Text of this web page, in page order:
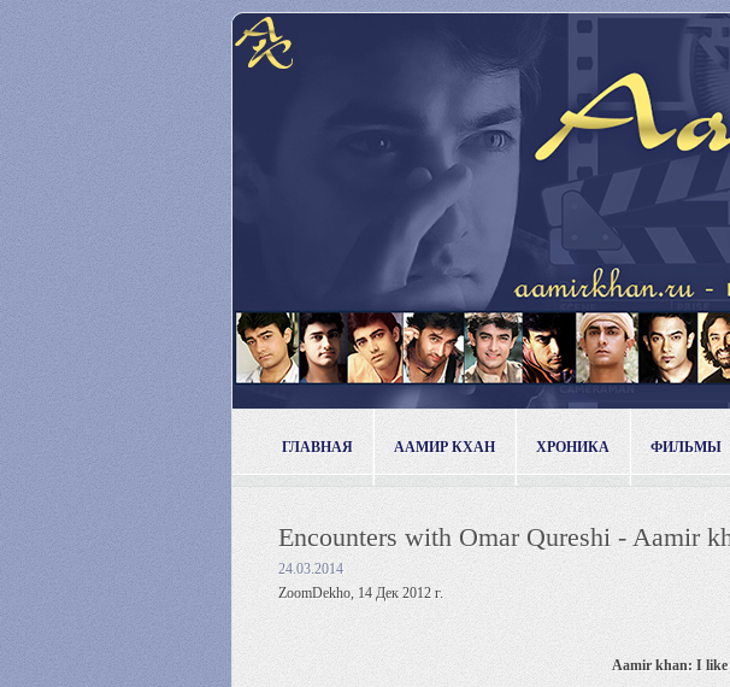
ГЛАВНАЯ ААМИР КХАН ХРОНИКА ФИЛЬМЫ
Encounters with Omar Qureshi - Aamir
24.03.2014
ZoomDekho, 14 Дек 2012 г.
Aamir khan: I like